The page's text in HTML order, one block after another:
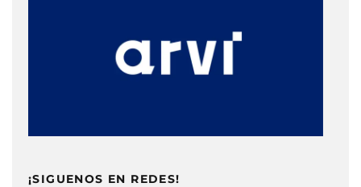
¡SIGUENOS EN REDES!